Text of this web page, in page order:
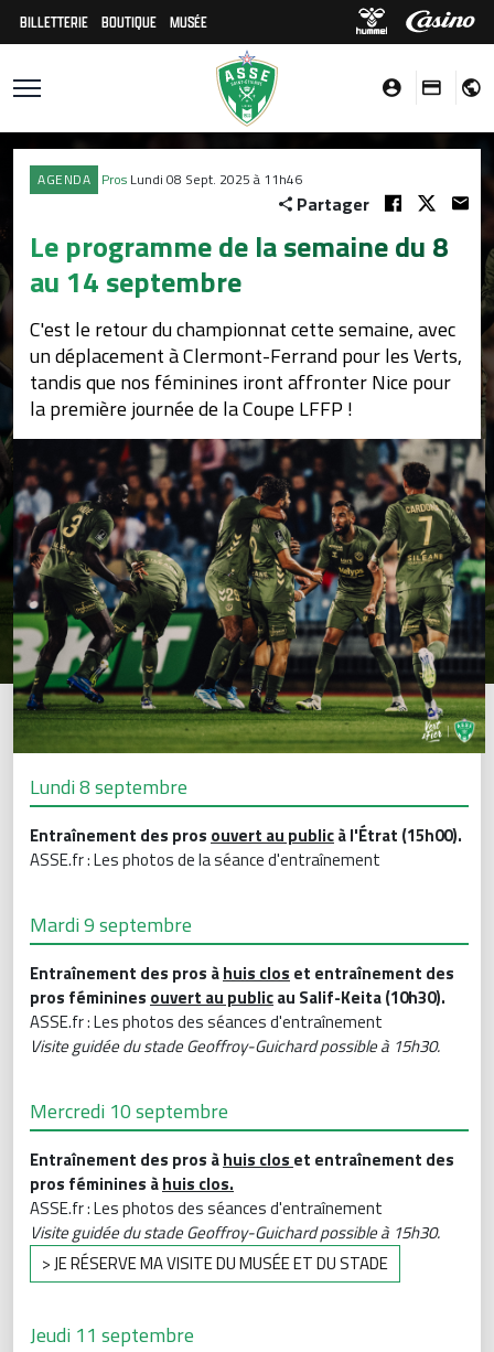
BILLETTERIE BOUTIQUE MUSÉE
AGENDA Pros Lundi 08 Sept. 2025 à 11h46
Partager
Le programme de la semaine du 8
au 14 septembre
C'est le retour du championnat cette semaine, avec
un déplacement à Clermont-Ferrand pour les Verts,
tandis que nos féminines iront affronter Nice pour
la première journée de la Coupe LFFP !
Lundi 8 septembre
Entraînement des pros ouvert au publicà l'Étrat (15h00).
ASSE.fr : Les photos de la séance d'entraînement
Mardi 9 septembre
Entraînement des pros àhuis clos et entraînement des
pros féminines ouvert au publicau Salif-Keita (10h30).
ASSE.fr : Les photos des séances d'entraînement
Visite guidée du stade Geoffroy-Guichard possible à 15h30.
Mercredi 10 septembre
Entraînement des pros àhuis clos et entraînement des
pros féminines àhuis clos.
ASSE.fr : Les photos des séances d'entraînement
Visite guidée du stade Geoffroy-Guichard possible à 15h30.
> JE RÉSERVE MA VISITE DU MUSÉE ET DU STADE
Jeudi 11 septembre